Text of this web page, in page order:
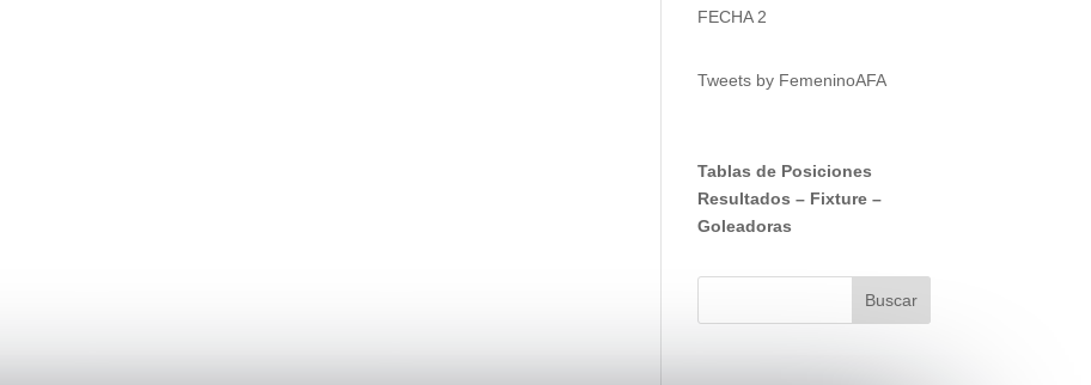
FECHA 2
Tweets by FemeninoAFA
Tablas de Posiciones
Resultados – Fixture –
Goleadoras